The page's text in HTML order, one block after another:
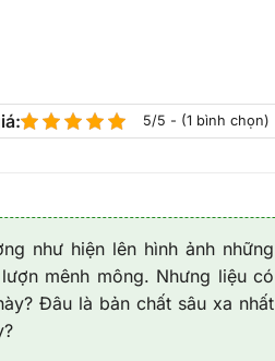
5/5 - (1 bình chọn)
như hiện lên hình ảnh những
mênh mông. Nhưng liệu có
Đâu là bản chất sâu xa nhất